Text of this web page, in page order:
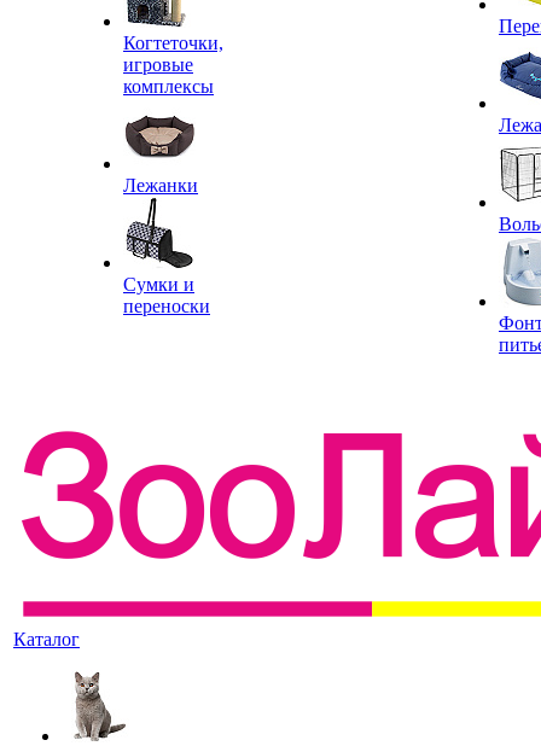
Когтеточки,
игровые
комплексы
Лежанки
Сумки и
переноски
Каталог